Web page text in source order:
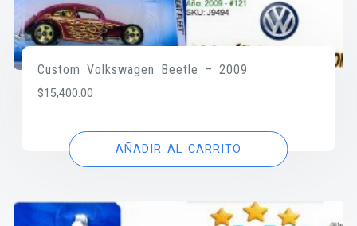
Custom Volkswagen Beetle – 2009
$15,400.00
AÑADIR AL CARRITO